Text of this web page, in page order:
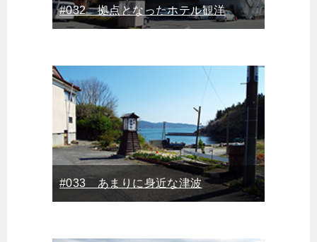
#032 拠点となったホテル観洋
#033 あまりに身近な津波